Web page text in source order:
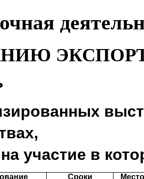
участие в
Сроки